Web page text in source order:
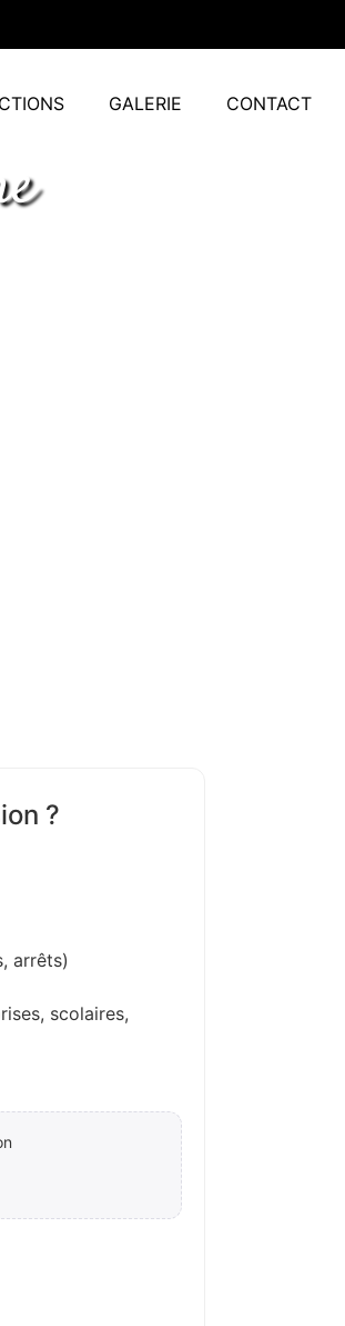
GALERIE CONTACT
?
arrêts)
scolaires,